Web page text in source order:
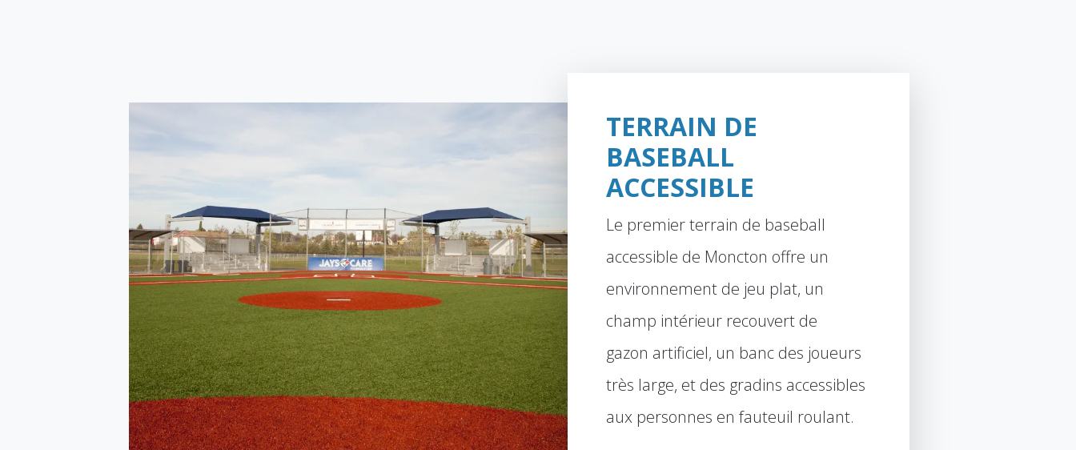
TERRAIN DE
BASEBALL
ACCESSIBLE
Le premier terrain de baseball
accessible de Moncton offre un
environnement de jeu plat, un
champ intérieur recouvert de
gazon artificiel, un banc des joueurs
très large, et des gradins accessibles
aux personnes en fauteuil roulant.